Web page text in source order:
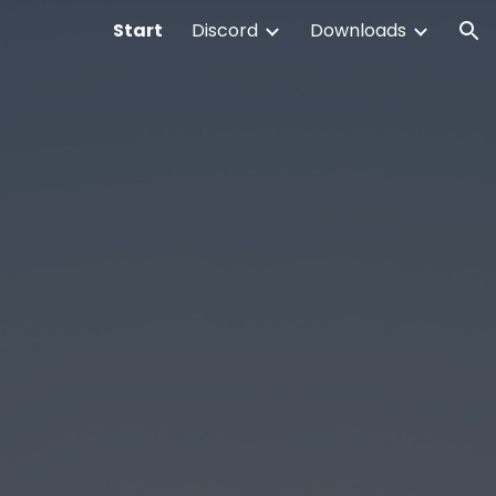
Start Discord Downloads